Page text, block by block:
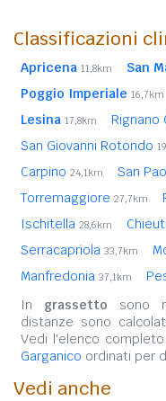
Classificazioni
Apricena 11,8km San
Poggio Imperiale 16,7km
Lesina 17,8km Rignano
San Giovanni Rotondo
Carpino 24,1km San
Torremaggiore 27,7km
Ischitella 28,6km Chieuti
Serracapriola 33,7km
Manfredonia 37,1km
In grassetto sono
distanze sono
Vedi l'elenco
Garganico ordinati per
Vedi anche